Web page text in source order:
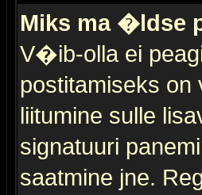
Miks ma �ldse
V�ib-olla ei
postitamiseks
liitumine sulle
signatuuri
saatmine jne.